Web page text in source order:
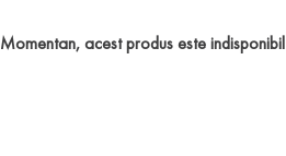
Momentan, acest produs este indisponibil